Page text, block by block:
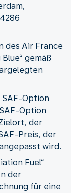
des Air France
gemäß
SAF-Option
Option
der
Preis, der
wird.
Fuel“
der
für eine